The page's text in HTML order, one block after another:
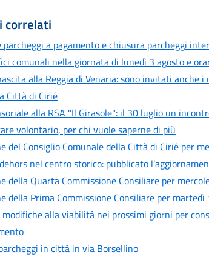
correlati
parcheggi a pagamento e chiusura parcheggi
comunali nella giornata di lunedì 3 agosto e
alla Reggia di Venaria: sono invitati
Città di Cirié
alla RSA "Il Girasole": il 30 luglio un
volontario, per chi vuole saperne di più
del Consiglio Comunale della Città di Cirié per
nel centro storico: pubblicato
della Quarta Commissione Consiliare per
della Prima Commissione Consiliare per
modifiche alla viabilità nei prossimi giorni per
in città in via Borsellino